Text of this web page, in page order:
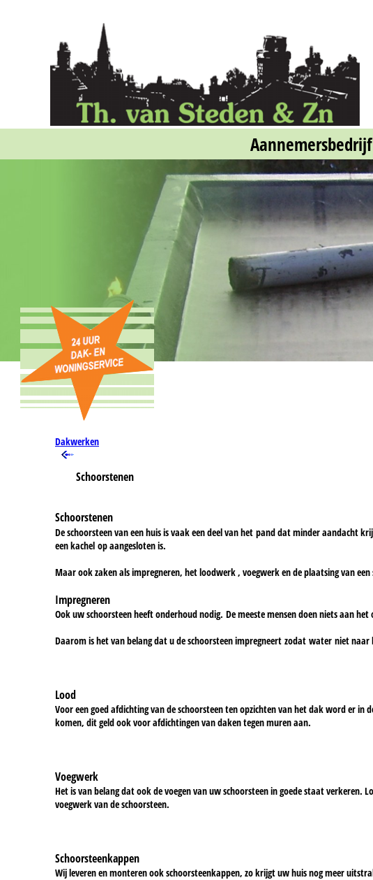
Dakwerken
Schoorstenen
Schoorstenen
De schoorsteen van een huis is vaak een deel van het pand dat minder aandacht
een kachel op aangesloten is.
Maar ook zaken als impregneren, het loodwerk , voegwerk en de plaatsing van
Impregneren
Ook uw schoorsteen heeft onderhoud nodig. De meeste mensen doen niets aan
Daarom is het van belang dat u de schoorsteen impregneert zodat water niet naar
Lood
Voor een goed afdichting van de schoorsteen ten opzichten van het dak word er
komen, dit geld ook voor afdichtingen van daken tegen muren aan.
Voegwerk
Het is van belang dat ook de voegen van uw schoorsteen in goede staat
voegwerk van de schoorsteen.
Schoorsteenkappen
Wij leveren en monteren ook schoorsteenkappen, zo krijgt uw huis nog meer